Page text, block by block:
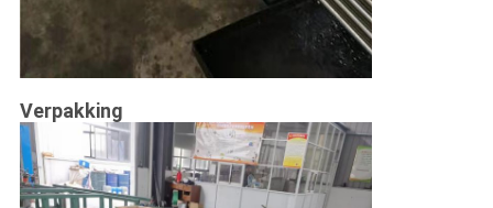
Verpakking